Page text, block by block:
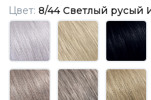
Цвет: 8/44 Светлый